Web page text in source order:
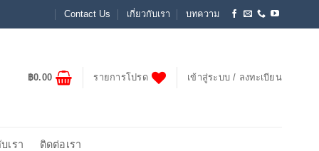
Contact Us เกี่ยวกับเรา บทความ
฿0.00 รายการโปรด เข้าสู่ระบบ / ลงทะเบียน
เรา ติดต่อเรา